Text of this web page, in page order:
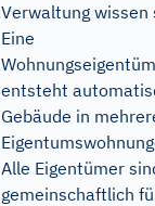
Verwaltung wissen
Eine
entsteht
Gebäude in
Alle Eigentümer
gemeinschaftlich